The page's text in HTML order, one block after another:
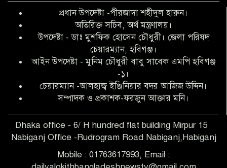
বৃত্তি পরীক্ষার সুযোগ করে দিলেন প্রধান শিক্ষক
ফারুক মাস্টার
আব্দুল হক তালুকদার ফাউন্ডেশন মানবতার
শিকড় ছুঁই ছুঁই,ফরজুন আক্তার মনি
সিলেট রেঞ্জের শ্রেষ্ঠ ওসি নির্বাচিত হলেন
নবীগঞ্জ থানার ওসি মোনায়েম
‎নবীগঞ্জে এক সাজাপ্রাপ্ত পলাতক আসামি
প্রধান উপদেষ্টা -পীরজাদা শহীদুল হারুন।
অতিরিক্ত সচিব, অর্থ মন্ত্রণালয়।
উপদেষ্টা - ডাঃ মুশফিক হোসেন চৌধুরী। জেলা পরিষদ
চেয়ারম্যান, হবিগঞ্জ।
আইন উপদেষ্টা - মুনিম চৌধুরী বাবু সাবেক এমপি হবিগঞ্জ
-১।
চেয়ারম্যান -আলহাজ্ব ইঞ্জিনিয়ার বদর আজিজ উদ্দিন।
সম্পাদক ও প্রকাশক-ফরজুন আক্তার মনি।
Dhaka office - 6/ H hundred flat building Mirpur 15
Nabiganj Office -Rudrogram Road Nabiganj,Habiganj
Mobile : 01763617993, Email :